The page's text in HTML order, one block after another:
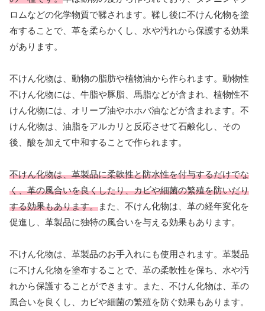
ロムなどの化学物質で鞣されます。鞣し後に不けん化物を塗
布することで、革を柔らかくし、水や汚れから保護する効果
があります。
不けん化物は、動物の脂肪や植物油から作られます。動物性
不けん化物には、牛脂や豚脂、馬脂などが含まれ、植物性不
けん化物には、オリーブ油やホホバ油などが含まれます。不
けん化物は、油脂をアルカリと反応させて石鹸化し、その
後、酸を加えて中和することで作られます。
不けん化物は、革製品に柔軟性と防水性を付与するだけでな
く、革の風合いを良くしたり、カビや細菌の繁殖を防いだり
する効果もあります。また、不けん化物は、革の経年変化を
促進し、革製品に独特の風合いを与える効果もあります。
不けん化物は、革製品のお手入れにも使用されます。革製品
に不けん化物を塗布することで、革の柔軟性を保ち、水や汚
れから保護することができます。また、不けん化物は、革の
風合いを良くし、カビや細菌の繁殖を防ぐ効果もあります。